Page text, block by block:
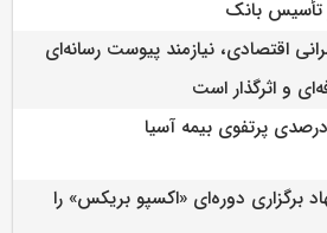
تأسیس بانک
اقتصادی، نیازمند پیوست رسانه‌ای
و اثرگذار است
برگزاری دوره‌ای «اکسپو بریکس» را